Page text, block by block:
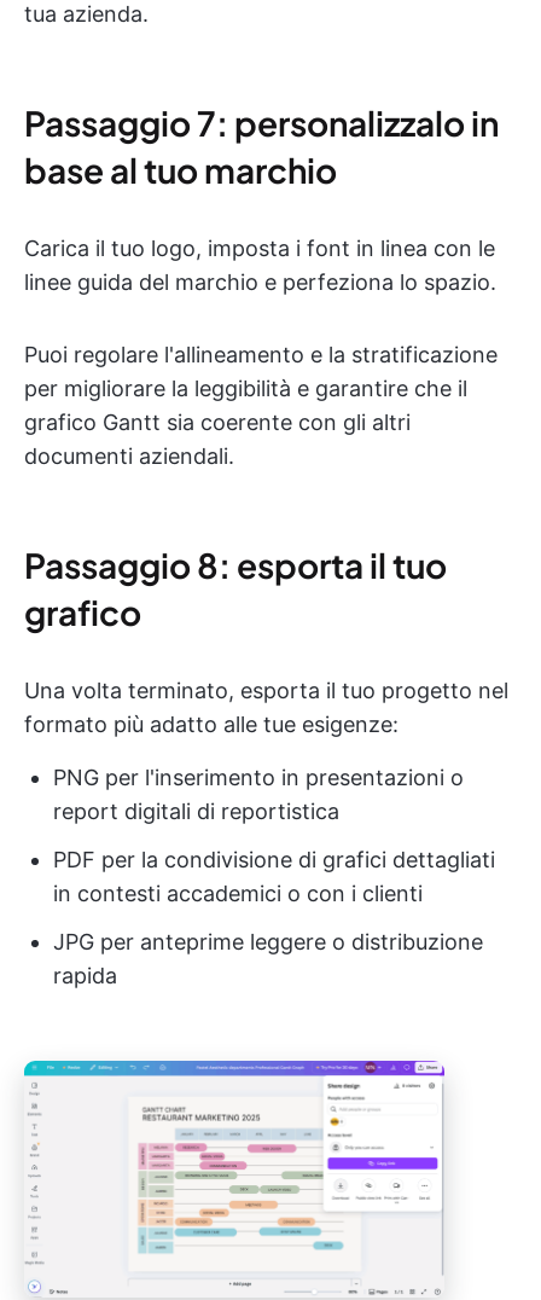
tua azienda.
Passaggio 7: personalizzalo in
base al tuo marchio
Carica il tuo logo, imposta i font in linea con le
linee guida del marchio e perfeziona lo spazio.
Puoi regolare l'allineamento e la stratificazione
per migliorare la leggibilità e garantire che il
grafico Gantt sia coerente con gli altri
documenti aziendali.
Passaggio 8: esporta il tuo
grafico
Una volta terminato, esporta il tuo progetto nel
formato più adatto alle tue esigenze:
PNG per l'inserimento in presentazioni o
report digitali di reportistica
PDF per la condivisione di grafici dettagliati
in contesti accademici o con i clienti
JPG per anteprime leggere o distribuzione
rapida